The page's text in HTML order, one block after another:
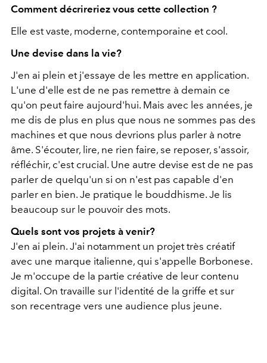
Comment décrireriez vous cette collection ?
Elle est vaste, moderne, contemporaine et cool.
Une devise dans la vie?
J'en ai plein et j'essaye de les mettre en application.
L'une d'elle est de ne pas remettre à demain ce
qu'on peut faire aujourd'hui. Mais avec les années, je
me dis de plus en plus que nous ne sommes pas des
machines et que nous devrions plus parler à notre
âme. S'écouter, lire, ne rien faire, se reposer, s'assoir,
réfléchir, c'est crucial. Une autre devise est de ne pas
parler de quelqu'un si on n'est pas capable d'en
parler en bien. Je pratique le bouddhisme. Je lis
beaucoup sur le pouvoir des mots.
Quels sont vos projets à venir?
J'en ai plein. J'ai notamment un projet très créatif
avec une marque italienne, qui s'appelle Borbonese.
Je m'occupe de la partie créative de leur contenu
digital. On travaille sur l'identité de la griffe et sur
son recentrage vers une audience plus jeune.